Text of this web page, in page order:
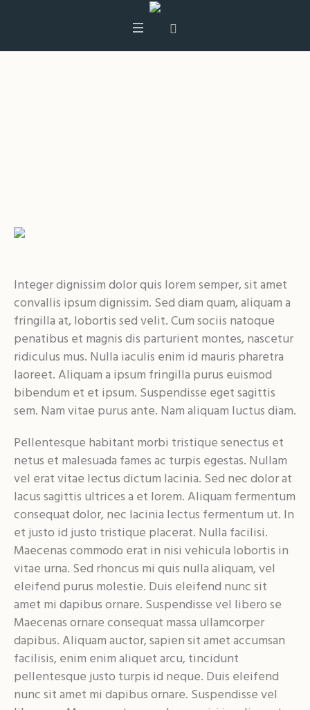
Integer dignissim dolor quis lorem semper, sit amet
convallis ipsum dignissim. Sed diam quam, aliquam a
fringilla at, lobortis sed velit. Cum sociis natoque
penatibus et magnis dis parturient montes, nascetur
ridiculus mus. Nulla iaculis enim id mauris pharetra
laoreet. Aliquam a ipsum fringilla purus euismod
bibendum et et ipsum. Suspendisse eget sagittis
sem. Nam vitae purus ante. Nam aliquam luctus diam.
Pellentesque habitant morbi tristique senectus et
netus et malesuada fames ac turpis egestas. Nullam
vel erat vitae lectus dictum lacinia. Sed nec dolor at
lacus sagittis ultrices a et lorem. Aliquam fermentum
consequat dolor, nec lacinia lectus fermentum ut. In
et justo id justo tristique placerat. Nulla facilisi.
Maecenas commodo erat in nisi vehicula lobortis in
vitae urna. Sed rhoncus mi quis nulla aliquam, vel
eleifend purus molestie. Duis eleifend nunc sit
amet mi dapibus ornare. Suspendisse vel libero se
Maecenas ornare consequat massa ullamcorper
dapibus. Aliquam auctor, sapien sit amet accumsan
facilisis, enim enim aliquet arcu, tincidunt
pellentesque justo turpis id neque. Duis eleifend
nunc sit amet mi dapibus ornare. Suspendisse vel